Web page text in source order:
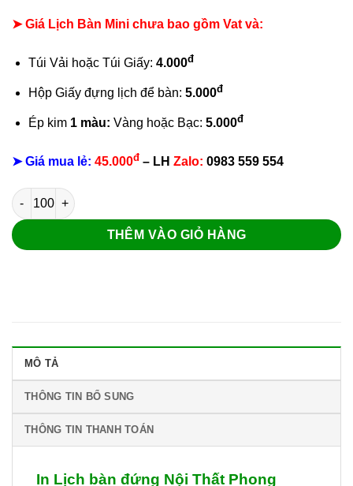
➤ Giá Lịch Bàn Mini chưa bao gồm Vat và:
Túi Vải hoặc Túi Giấy: 4.000đ
Hộp Giấy đựng lịch để bàn: 5.000đ
Ép kim 1 màu: Vàng hoặc Bạc: 5.000đ
➤ Giá mua lẻ: 45.000đ – LH Zalo: 0983 559 554
Lịch bàn đứng Nội Thất Phong Thuỷ số lượng
THÊM VÀO GIỎ HÀNG
MÔ TẢ
THÔNG TIN BỔ SUNG
THÔNG TIN THANH TOÁN
In Lịch bàn đứng Nội Thất Phong